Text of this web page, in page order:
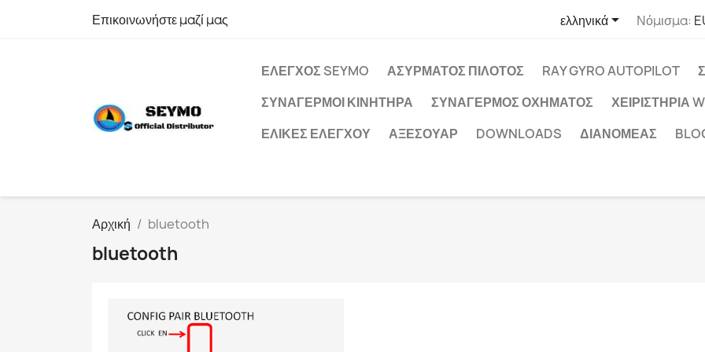
Επικοινωνήστε μαζί μας ελληνικά Νόμισμα:
ΈΛΕΓΧΟΣ SEYMO ΑΣΎΡΜΑΤΟΣ ΠΙΛΌΤΟΣ RAY GYRO AUTOPILOT
ΣΥΝΑΓΕΡΜΟΊ ΚΙΝΗΤΉΡΑ
ΣΥΝΑΓΕΡΜΌΣ ΟΧΉΜΑΤΟΣ ΧΕΙΡΙΣΤΉΡΙΑ
ΈΛΙΚΕΣ ΕΛΈΓΧΟΥ
ΑΞΕΣΟΥΆΡ DOWNLOADS ΔΙΑΝΟΜΈΑΣ
Αρχική bluetooth
bluetooth